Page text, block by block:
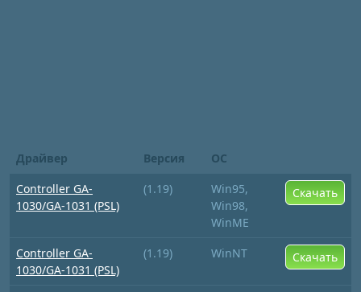
Драйвер Версия
ОС
Controller GA-
1030/GA-1031 (PSL)
(1.19)
Win95,
Win98,
WinME
Скачать
Controller GA-
1030/GA-1031 (PSL)
(1.19) WinNT Скачать